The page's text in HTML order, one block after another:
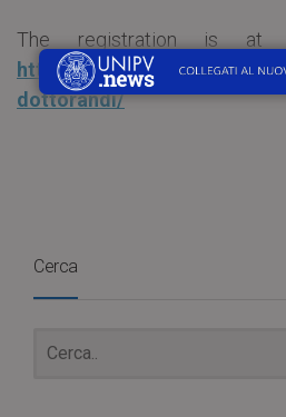
The registration is at
http://phd.unipv.it/corsi-
dottorandi/
Cerca